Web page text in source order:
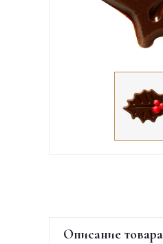
Описание товара